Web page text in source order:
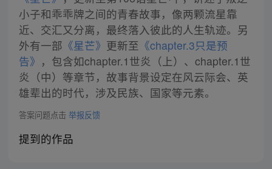
小子和乖乖牌之间的青春故事，像两颗流星靠
近、交汇又分离，最终落入彼此的人生轨迹。另
外有一部 《星芒》 更新至 《chapter.3只是预
告》 ，包含如chapter.1世炎（上）、chapter.1世
炎（中）等章节，故事背景设定在风云际会、英
雄辈出的时代，涉及民族、国家等元素。
答案问题点击 举报反馈
提到的作品